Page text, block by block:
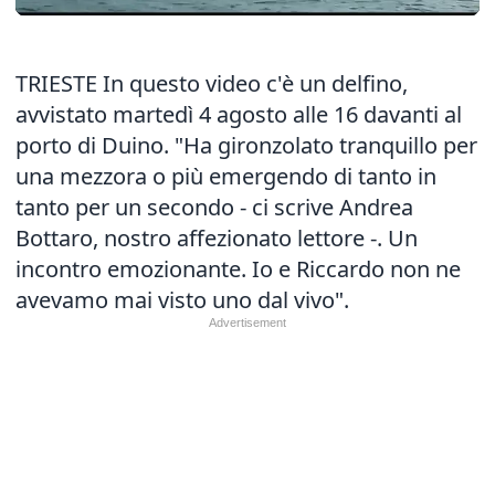
TRIESTE In questo video c'è un delfino,
avvistato martedì 4 agosto alle 16 davanti al
porto di Duino. "Ha gironzolato tranquillo per
una mezzora o più emergendo di tanto in
tanto per un secondo - ci scrive Andrea
Bottaro, nostro affezionato lettore -. Un
incontro emozionante. Io e Riccardo non ne
avevamo mai visto uno dal vivo".